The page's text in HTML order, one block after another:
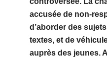
accusée de non-
d’aborder des
textes, et de
auprès des jeunes.